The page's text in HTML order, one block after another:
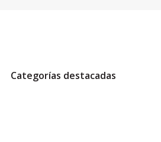
Categorías destacadas